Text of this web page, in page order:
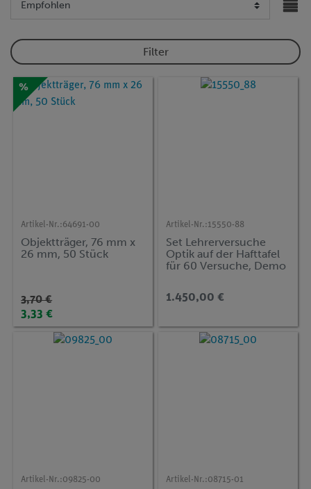
Filter
%
Artikel-Nr.:64691-00
Objektträger, 76 mm x
26 mm, 50 Stück
3,70 €
3,33 €
Artikel-Nr.:15550-88
Set Lehrerversuche
Optik auf der Hafttafel
für 60 Versuche, Demo
1.450,00 €
Artikel-Nr.:09825-00 Artikel-Nr.:08715-01